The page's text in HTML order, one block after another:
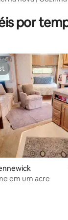
por
de 5, 153
em um acre